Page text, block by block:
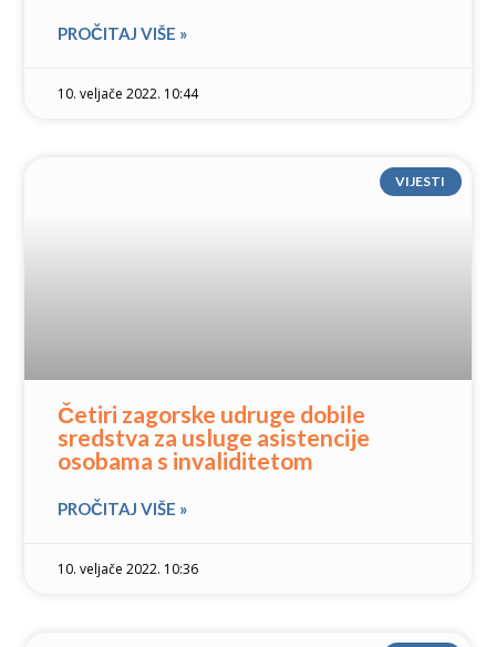
PROČITAJ VIŠE »
10. veljače 2022. 10:44
VIJESTI
Četiri zagorske udruge dobile
sredstva za usluge asistencije
osobama s invaliditetom
PROČITAJ VIŠE »
10. veljače 2022. 10:36